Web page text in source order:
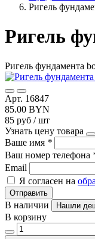
Ригель
Ригель
Ригель фундамента
Арт. 16847
85.00 BYN
85 руб / шт
Узнать цену товара
Ваше имя *
Ваш номер телефона
Email
Я согласен на
Отправить
В наличии Нашли
В корзину